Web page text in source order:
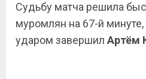
Судьбу матча решила
муромлян на 67-й
ударом завершил Артём